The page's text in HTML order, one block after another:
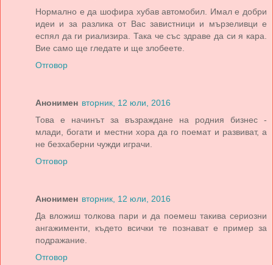
Нормално е да шофира хубав автомобил. Имал е добри
идеи и за разлика от Вас завистници и мързеливци е
еспял да ги риализира. Така че със здраве да си я кара.
Вие само ще гледате и ще злобеете.
Отговор
Анонимен вторник, 12 юли, 2016
Това е начинът за възраждане на родния бизнес -
млади, богати и местни хора да го поемат и развиват, а
не безхаберни чужди играчи.
Отговор
Анонимен вторник, 12 юли, 2016
Да вложиш толкова пари и да поемеш такива сериозни
ангажименти, където всички те познават е пример за
подражание.
Отговор